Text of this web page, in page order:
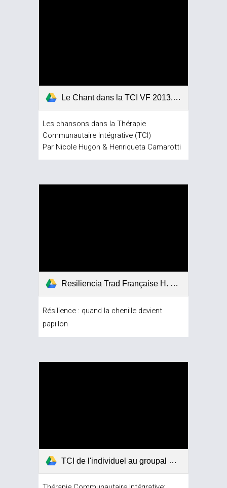
Le Chant dans la TCI VF 2013.pdf
Les chansons dans la Thérapie
Communautaire Intégrative (TCI)
Par Nicole Hugon & Henriqueta Camarotti
Resiliencia Trad Française H. Camarotti.pdf
Résilience : quand la chenille devient
papillon
TCI de l'individuel au groupal H Camarotti.pdf